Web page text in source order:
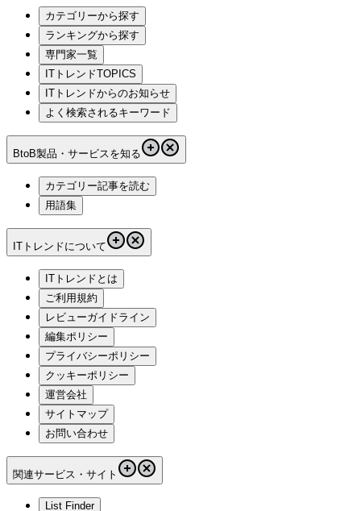
カテゴリーから探す
ランキングから探す
専門家一覧
ITトレンドTOPICS
ITトレンドからのお知らせ
よく検索されるキーワード
BtoB製品・サービスを知る
カテゴリー記事を読む
用語集
ITトレンドについて
ITトレンドとは
ご利用規約
レビューガイドライン
編集ポリシー
プライバシーポリシー
クッキーポリシー
運営会社
サイトマップ
お問い合わせ
関連サービス・サイト
List Finder